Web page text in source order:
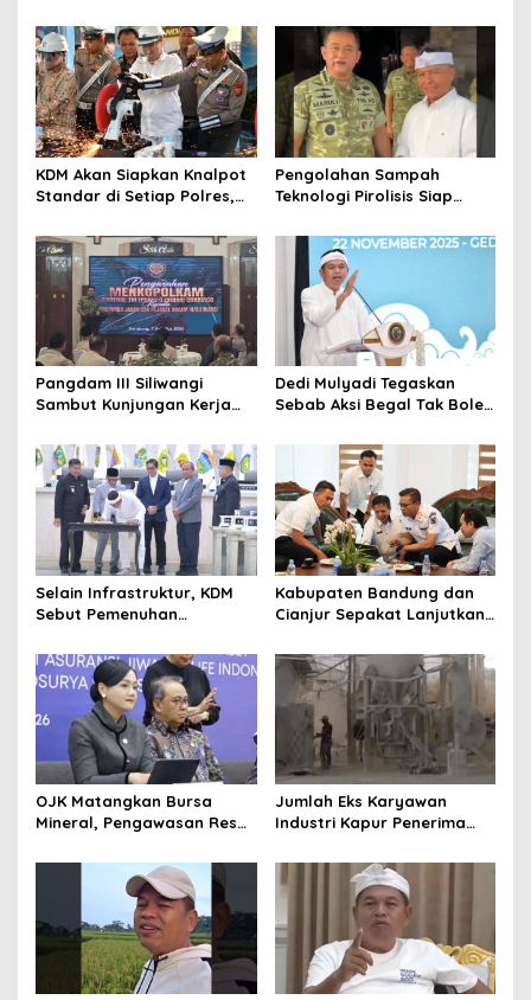
Pemprov Jabar
Perlu Pemberhentian
KDM Akan Siapkan Knalpot
Standar di Setiap Polres,
Tertangkap Langsung Ganti
Pengolahan Sampah
Teknologi Pirolisis Siap
Sampah Harian Jawa
Barat
Pangdam III Siliwangi
Sambut Kunjungan Kerja
Perhatian Pemerintah
Dedi Mulyadi Tegaskan
Sebab Aksi Begal Tak Boleh
Ekonomi
Selain Infrastruktur, KDM
Sebut Pemenuhan
Masyarakat Jadi Fokus
APBD Jabar 2027
Kabupaten Bandung dan
Cianjur Sepakat Lanjutkan
Percepat Pertumbuhan
Ekonomi Daerah
OJK Matangkan Bursa
Mineral, Pengawasan Resmi
Jumlah Eks Karyawan
Industri Kapur Penerima
Bertambah, KDM: Kita
Identifikasi